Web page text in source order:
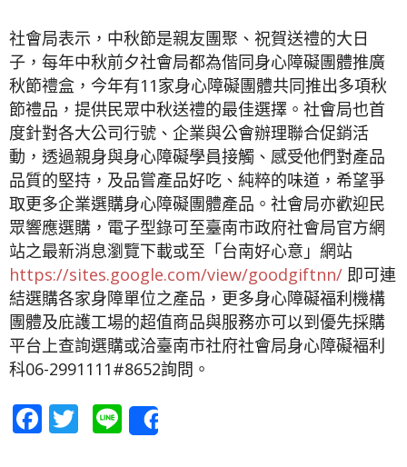
社會局表示，中秋節是親友團聚、祝賀送禮的大日
子，每年中秋前夕社會局都為偕同身心障礙團體推廣
秋節禮盒，今年有11家身心障礙團體共同推出多項秋
節禮品，提供民眾中秋送禮的最佳選擇。社會局也首
度針對各大公司行號、企業與公會辦理聯合促銷活
動，透過親身與身心障礙學員接觸、感受他們對產品
品質的堅持，及品嘗產品好吃、純粹的味道，希望爭
取更多企業選購身心障礙團體產品。社會局亦歡迎民
眾響應選購，電子型錄可至臺南市政府社會局官方網
站之最新消息瀏覽下載或至「台南好心意」網站
https://sites.google.com/view/goodgiftnn/ 即可連
結選購各家身障單位之產品，更多身心障礙福利機構
團體及庇護工場的超值商品與服務亦可以到優先採購
平台上查詢選購或洽臺南市社府社會局身心障礙褔利
科06-2991111#8652詢問。
Facebook
Twitter
Line